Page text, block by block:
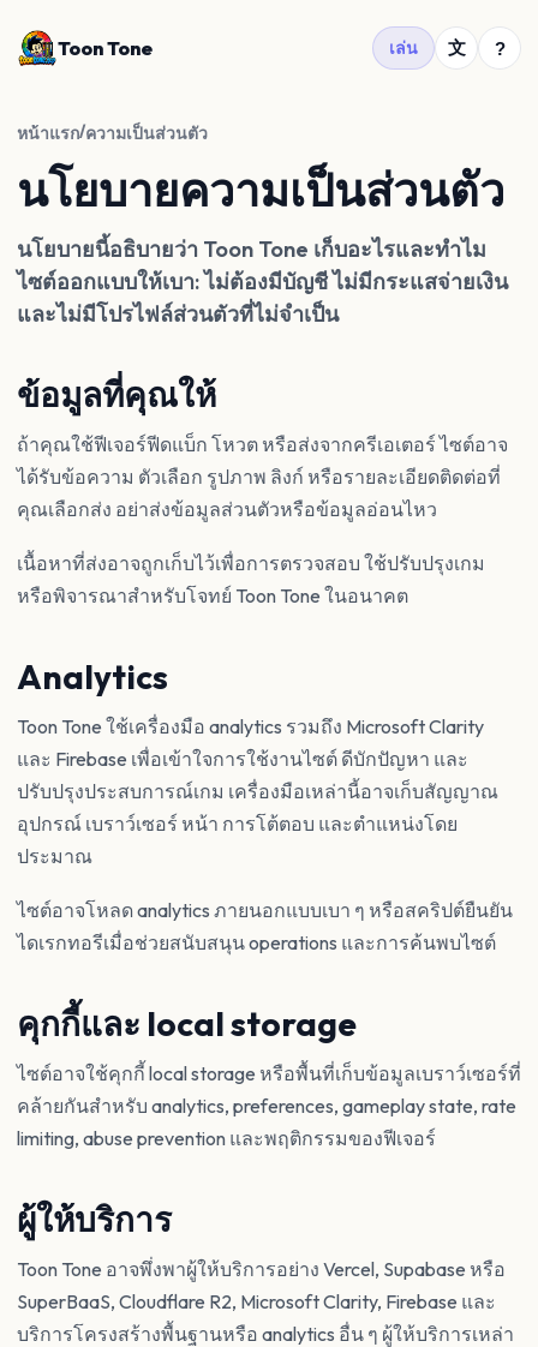
Toon Tone เล่น 文 ?
หน้าแรก/ความเป็นส่วนตัว
นโยบายความเป็นส่วนตัว
นโยบายนี้อธิบายว่า Toon Tone เก็บอะไรและทำไม
ไซต์ออกแบบให้เบา: ไม่ต้องมีบัญชี ไม่มีกระแสจ่ายเงิน
และไม่มีโปรไฟล์ส่วนตัวที่ไม่จำเป็น
ข้อมูลที่คุณให้
ถ้าคุณใช้ฟีเจอร์ฟีดแบ็ก โหวต หรือส่งจากครีเอเตอร์ ไซต์อาจ
ได้รับข้อความ ตัวเลือก รูปภาพ ลิงก์ หรือรายละเอียดติดต่อที่
คุณเลือกส่ง อย่าส่งข้อมูลส่วนตัวหรือข้อมูลอ่อนไหว
เนื้อหาที่ส่งอาจถูกเก็บไว้เพื่อการตรวจสอบ ใช้ปรับปรุงเกม
หรือพิจารณาสำหรับโจทย์ Toon Tone ในอนาคต
Analytics
Toon Tone ใช้เครื่องมือ analytics รวมถึง Microsoft Clarity
และ Firebase เพื่อเข้าใจการใช้งานไซต์ ดีบักปัญหา และ
ปรับปรุงประสบการณ์เกม เครื่องมือเหล่านี้อาจเก็บสัญญาณ
อุปกรณ์ เบราว์เซอร์ หน้า การโต้ตอบ และตำแหน่งโดย
ประมาณ
ไซต์อาจโหลด analytics ภายนอกแบบเบา ๆ หรือสคริปต์ยืนยัน
ไดเรกทอรีเมื่อช่วยสนับสนุน operations และการค้นพบไซต์
คุกกี้และ local storage
ไซต์อาจใช้คุกกี้ local storage หรือพื้นที่เก็บข้อมูลเบราว์เซอร์ที่
คล้ายกันสำหรับ analytics, preferences, gameplay state, rate
limiting, abuse prevention และพฤติกรรมของฟีเจอร์
ผู้ให้บริการ
Toon Tone อาจพึ่งพาผู้ให้บริการอย่าง Vercel, Supabase หรือ
SuperBaaS, Cloudflare R2, Microsoft Clarity, Firebase และ
บริการโครงสร้างพื้นฐานหรือ analytics อื่น ๆ ผู้ให้บริการเหล่า